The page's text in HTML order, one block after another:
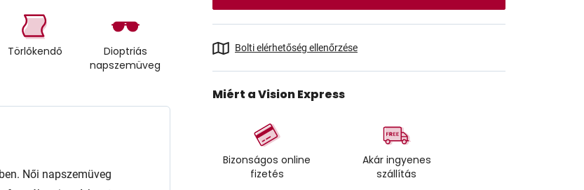
Törlőkendő
Dioptriás
napszemüveg
Női napszemüveg
Bolti elérhetőség ellenőrzése
Miért a Vision Express
Bizonságos online
fizetés
Akár ingyenes
szállítás